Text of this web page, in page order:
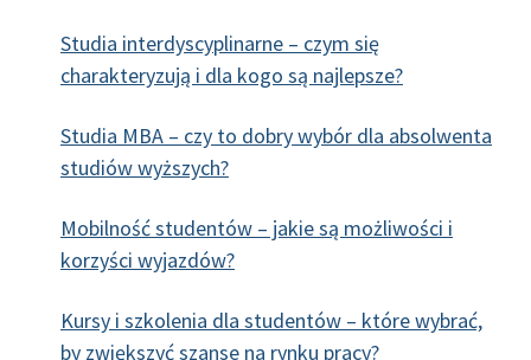
Studia interdyscyplinarne – czym się
charakteryzują i dla kogo są najlepsze?
Studia MBA – czy to dobry wybór dla absolwenta
studiów wyższych?
Mobilność studentów – jakie są możliwości i
korzyści wyjazdów?
Kursy i szkolenia dla studentów – które wybrać,
by zwiększyć szanse na rynku pracy?